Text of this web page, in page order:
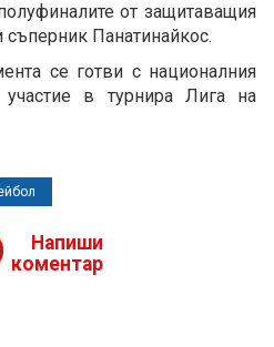
от защитаващия
съперник Панатинайкос.
се готви с националния
в турнира Лига на
Напиши
коментар